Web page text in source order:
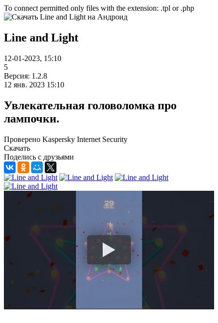
To connect permitted only files with the extension: .tpl or .php
Line and Light
12-01-2023, 15:10
5
Версия: 1.2.8
12 янв. 2023 15:10
Увлекательная головоломка про
лампочки.
Проверено Kaspersky Internet Security
Скачать
Поделись с друзьями